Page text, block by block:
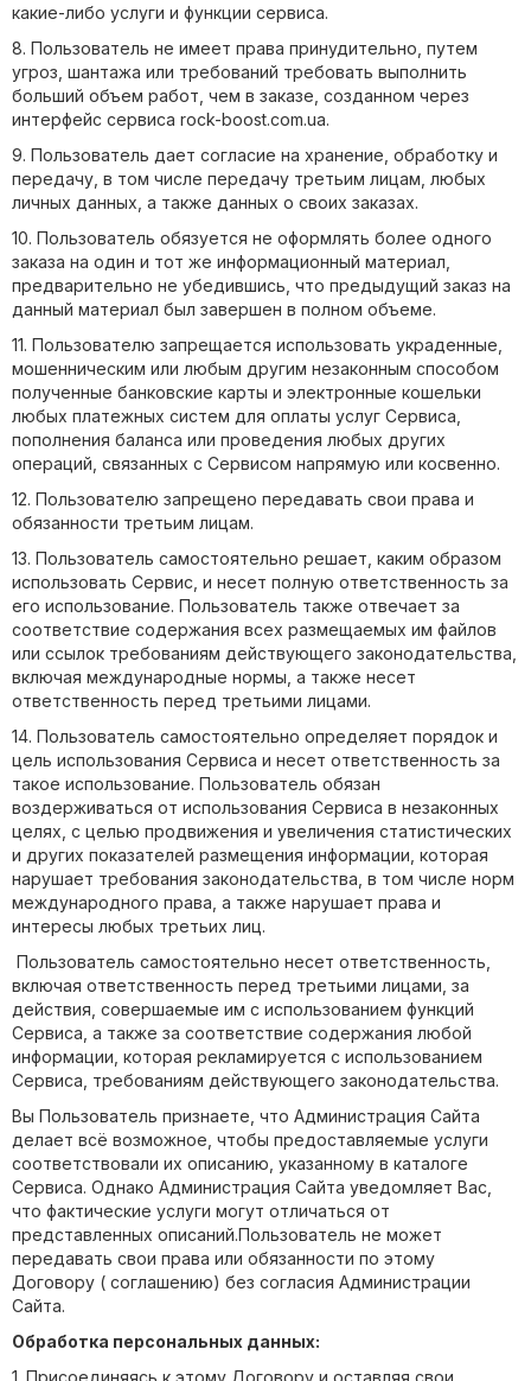
какие-либо услуги и функции сервиса.
8. Пользователь не имеет права принудительно, путем
угроз, шантажа или требований требовать выполнить
больший объем работ, чем в заказе, созданном через
интерфейс сервиса rock-boost.com.ua.
9. Пользователь дает согласие на хранение, обработку и
передачу, в том числе передачу третьим лицам, любых
личных данных, а также данных о своих заказах.
10. Пользователь обязуется не оформлять более одного
заказа на один и тот же информационный материал,
предварительно не убедившись, что предыдущий заказ на
данный материал был завершен в полном объеме.
11. Пользователю запрещается использовать украденные,
мошенническим или любым другим незаконным способом
полученные банковские карты и электронные кошельки
любых платежных систем для оплаты услуг Сервиса,
пополнения баланса или проведения любых других
операций, связанных с Сервисом напрямую или косвенно.
12. Пользователю запрещено передавать свои права и
обязанности третьим лицам.
13. Пользователь самостоятельно решает, каким образом
использовать Сервис, и несет полную ответственность за
его использование. Пользователь также отвечает за
соответствие содержания всех размещаемых им файлов
или ссылок требованиям действующего законодательства,
включая международные нормы, а также несет
ответственность перед третьими лицами.
14. Пользователь самостоятельно определяет порядок и
цель использования Сервиса и несет ответственность за
такое использование. Пользователь обязан
воздерживаться от использования Сервиса в незаконных
целях, с целью продвижения и увеличения статистических
и других показателей размещения информации, которая
нарушает требования законодательства, в том числе норм
международного права, а также нарушает права и
интересы любых третьих лиц.
Пользователь самостоятельно несет ответственность,
включая ответственность перед третьими лицами, за
действия, совершаемые им с использованием функций
Сервиса, а также за соответствие содержания любой
информации, которая рекламируется с использованием
Сервиса, требованиям действующего законодательства.
Вы Пользователь признаете, что Администрация Сайта
делает всё возможное, чтобы предоставляемые услуги
соответствовали их описанию, указанному в каталоге
Сервиса. Однако Администрация Сайта уведомляет Вас,
что фактические услуги могут отличаться от
представленных описаний.Пользователь не может
передавать свои права или обязанности по этому
Договору ( соглашению) без согласия Администрации
Сайта.
Обработка персональных данных:
1. Присоединяясь к этому Договору и оставляя свои